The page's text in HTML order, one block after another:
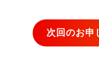
次回のお申